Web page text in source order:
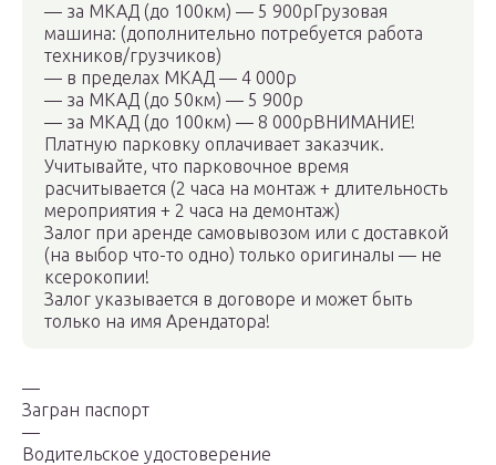
— за МКАД (до 100км) — 5 900рГрузовая
машина: (дополнительно потребуется работа
техников/грузчиков)
— в пределах МКАД — 4 000р
— за МКАД (до 50км) — 5 900р
— за МКАД (до 100км) — 8 000рВНИМАНИЕ!
Платную парковку оплачивает заказчик.
Учитывайте, что парковочное время
расчитывается (2 часа на монтаж + длительность
мероприятия + 2 часа на демонтаж)
Залог при аренде самовывозом или с доставкой
(на выбор что-то одно) только оригиналы — не
ксерокопии!
Залог указывается в договоре и может быть
только на имя Арендатора!
—
Загран паспорт
—
Водительское удостоверение